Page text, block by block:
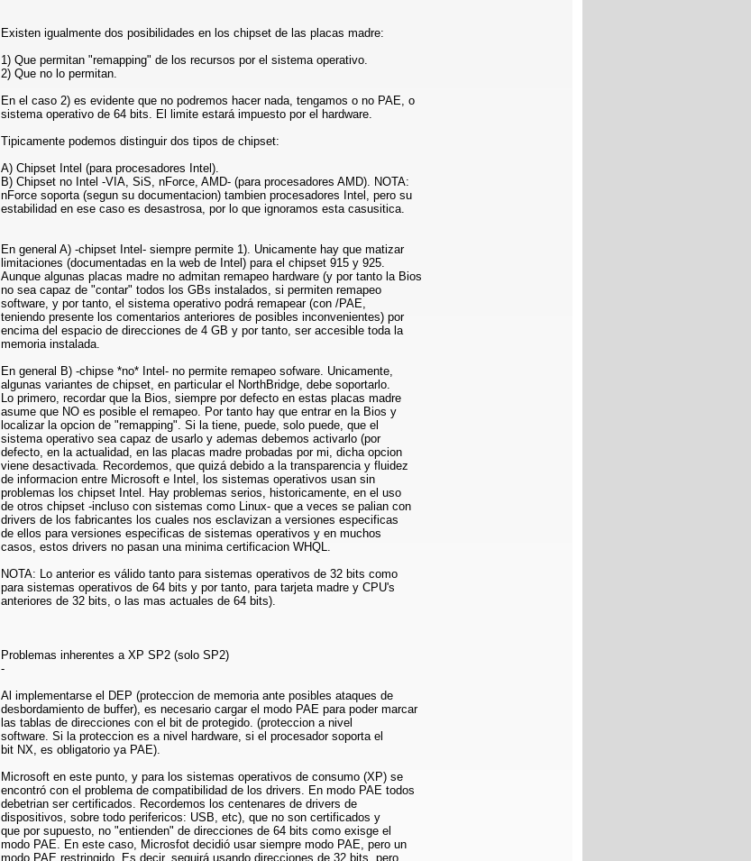
Existen igualmente dos posibilidades en los chipset de las placas madre:
1) Que permitan "remapping" de los recursos por el sistema operativo.
2) Que no lo permitan.
En el caso 2) es evidente que no podremos hacer nada, tengamos o no PAE, o
sistema operativo de 64 bits. El limite estará impuesto por el hardware.
Tipicamente podemos distinguir dos tipos de chipset:
A) Chipset Intel (para procesadores Intel).
B) Chipset no Intel -VIA, SiS, nForce, AMD- (para procesadores AMD). NOTA:
nForce soporta (segun su documentacion) tambien procesadores Intel, pero su
estabilidad en ese caso es desastrosa, por lo que ignoramos esta casusitica.
En general A) -chipset Intel- siempre permite 1). Unicamente hay que matizar
limitaciones (documentadas en la web de Intel) para el chipset 915 y 925.
Aunque algunas placas madre no admitan remapeo hardware (y por tanto la Bios
no sea capaz de "contar" todos los GBs instalados, si permiten remapeo
software, y por tanto, el sistema operativo podrá remapear (con /PAE,
teniendo presente los comentarios anteriores de posibles inconvenientes) por
encima del espacio de direcciones de 4 GB y por tanto, ser accesible toda la
memoria instalada.
En general B) -chipse *no* Intel- no permite remapeo sofware. Unicamente,
algunas variantes de chipset, en particular el NorthBridge, debe soportarlo.
Lo primero, recordar que la Bios, siempre por defecto en estas placas madre
asume que NO es posible el remapeo. Por tanto hay que entrar en la Bios y
localizar la opcion de "remapping". Si la tiene, puede, solo puede, que el
sistema operativo sea capaz de usarlo y ademas debemos activarlo (por
defecto, en la actualidad, en las placas madre probadas por mi, dicha opcion
viene desactivada. Recordemos, que quizá debido a la transparencia y fluidez
de informacion entre Microsoft e Intel, los sistemas operativos usan sin
problemas los chipset Intel. Hay problemas serios, historicamente, en el uso
de otros chipset -incluso con sistemas como Linux- que a veces se palian con
drivers de los fabricantes los cuales nos esclavizan a versiones especificas
de ellos para versiones especificas de sistemas operativos y en muchos
casos, estos drivers no pasan una minima certificacion WHQL.
NOTA: Lo anterior es válido tanto para sistemas operativos de 32 bits como
para sistemas operativos de 64 bits y por tanto, para tarjeta madre y CPU's
anteriores de 32 bits, o las mas actuales de 64 bits).
Problemas inherentes a XP SP2 (solo SP2)
-
Al implementarse el DEP (proteccion de memoria ante posibles ataques de
desbordamiento de buffer), es necesario cargar el modo PAE para poder marcar
las tablas de direcciones con el bit de protegido. (proteccion a nivel
software. Si la proteccion es a nivel hardware, si el procesador soporta el
bit NX, es obligatorio ya PAE).
Microsoft en este punto, y para los sistemas operativos de consumo (XP) se
encontró con el problema de compatibilidad de los drivers. En modo PAE todos
debetrian ser certificados. Recordemos los centenares de drivers de
dispositivos, sobre todo perifericos: USB, etc), que no son certificados y
que por supuesto, no "entienden" de direcciones de 64 bits como exisge el
modo PAE. En este caso, Microsfot decidió usar siempre modo PAE, pero un
modo PAE restringido. Es decir, seguirá usando direcciones de 32 bits, pero